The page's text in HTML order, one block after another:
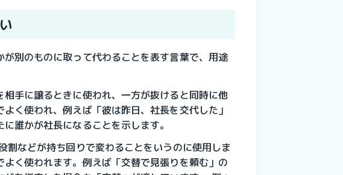
別のものに取って代わることを表す言葉で、用途
手に譲るときに使われ、一方が抜けると同時に他
く使われ、例えば「彼は昨日、社長を交代した」
誰かが社長になることを示します。
割などが持ち回りで変わることをいうのに使用しま
く使われます。例えば「交替で見張りを頼む」の